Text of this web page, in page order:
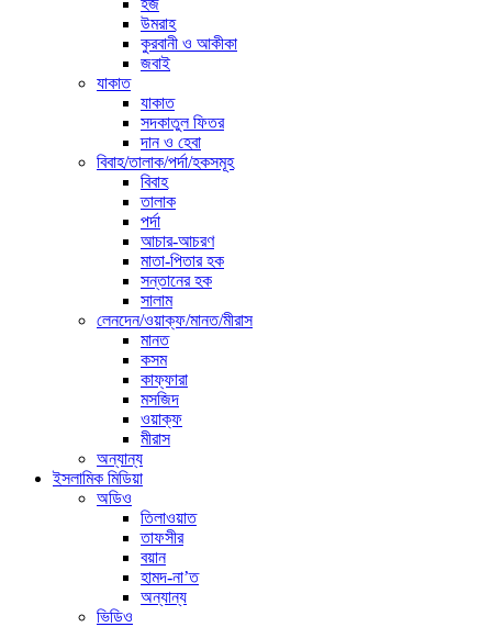
হজ
উমরাহ
কুরবানী ও আকীকা
জবাই
যাকাত
যাকাত
সদকাতুল ফিতর
দান ও হেবা
বিবাহ/তালাক/পর্দা/হকসমূহ
বিবাহ
তালাক
পর্দা
আচার-আচরণ
মাতা-পিতার হক
সন্তানের হক
সালাম
লেনদেন/ওয়াক্ফ/মানত/মীরাস
মানত
কসম
কাফ্ফারা
মসজিদ
ওয়াক্ফ
মীরাস
অন্যান্য
ইসলামিক মিডিয়া
অডিও
তিলাওয়াত
তাফসীর
বয়ান
হামদ-না’ত
অন্যান্য
ভিডিও